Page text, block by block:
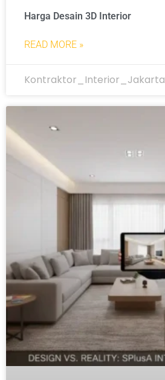
Harga Desain 3D Interior
READ MORE »
Kontraktor_Interior_Jakarta